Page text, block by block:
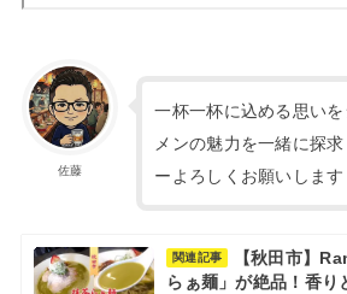
佐藤
一杯一杯に込める思い
メンの魅力を一緒に探
ーよろしくお願いします
関連記事
【秋田市】
らぁ麺」が絶品！香り